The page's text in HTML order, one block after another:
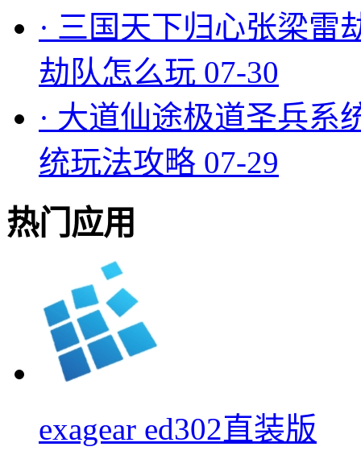
· 三国天下归心张梁雷
劫队怎么玩 07-30
· 大道仙途极道圣兵系
统玩法攻略 07-29
热门应用
exagear ed302直装版